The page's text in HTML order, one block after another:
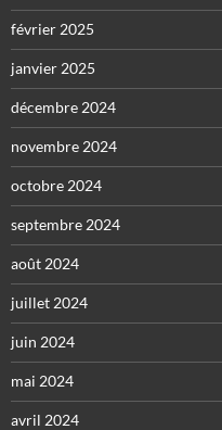
février 2025
janvier 2025
décembre 2024
novembre 2024
octobre 2024
septembre 2024
août 2024
juillet 2024
juin 2024
mai 2024
avril 2024